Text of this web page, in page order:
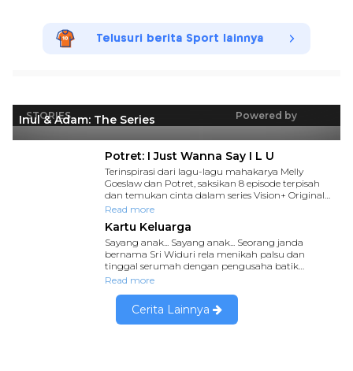
Telusuri berita Sport lainnya